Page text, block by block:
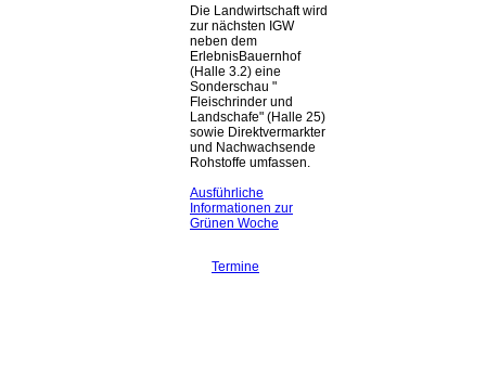
Die Landwirtschaft wird
zur nächsten IGW
neben dem
ErlebnisBauernhof
(Halle 3.2) eine
Sonderschau "
Fleischrinder und
Landschafe" (Halle 25)
sowie Direktvermarkter
und Nachwachsende
Rohstoffe umfassen.
Ausführliche
Informationen zur
Grünen Woche
Termine